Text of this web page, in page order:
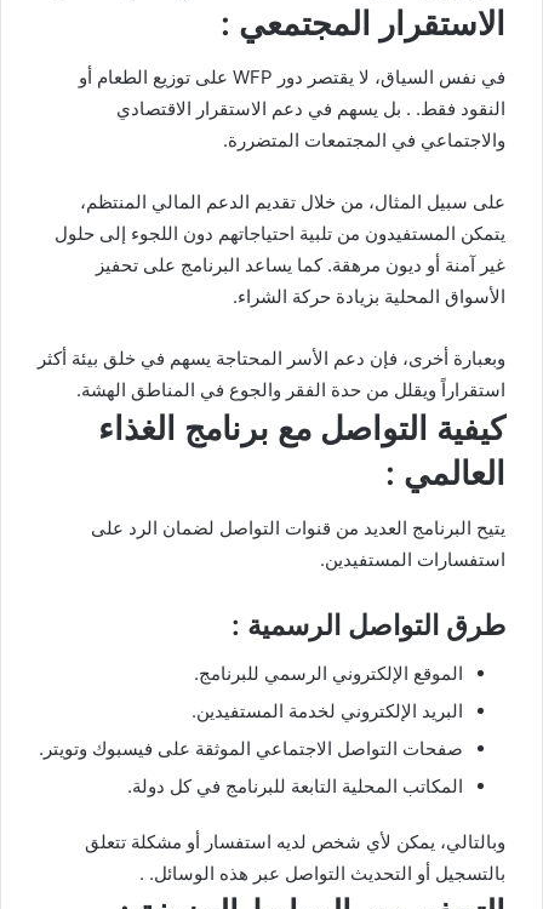
الاستقرار المجتمعي :
في نفس السياق، لا يقتصر دور WFP على توزيع الطعام أو
النقود فقط. . بل يسهم في دعم الاستقرار الاقتصادي
والاجتماعي في المجتمعات المتضررة.
على سبيل المثال، من خلال تقديم الدعم المالي المنتظم،
يتمكن المستفيدون من تلبية احتياجاتهم دون اللجوء إلى حلول
غير آمنة أو ديون مرهقة. كما يساعد البرنامج على تحفيز
الأسواق المحلية بزيادة حركة الشراء.
وبعبارة أخرى، فإن دعم الأسر المحتاجة يسهم في خلق بيئة أكثر
استقراراً ويقلل من حدة الفقر والجوع في المناطق الهشة.
كيفية التواصل مع برنامج الغذاء
العالمي :
يتيح البرنامج العديد من قنوات التواصل لضمان الرد على
استفسارات المستفيدين.
طرق التواصل الرسمية :
الموقع الإلكتروني الرسمي للبرنامج.
البريد الإلكتروني لخدمة المستفيدين.
صفحات التواصل الاجتماعي الموثقة على فيسبوك وتويتر.
المكاتب المحلية التابعة للبرنامج في كل دولة.
وبالتالي، يمكن لأي شخص لديه استفسار أو مشكلة تتعلق
بالتسجيل أو التحديث التواصل عبر هذه الوسائل. .